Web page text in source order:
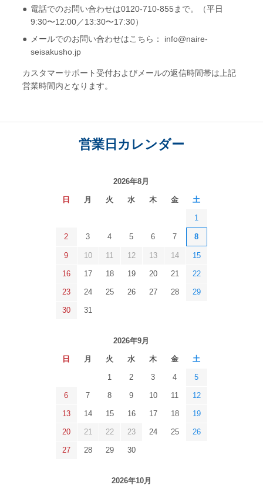
電話でのお問い合わせは0120-710-855まで。（平日
9:30〜12:00／13:30〜17:30）
メールでのお問い合わせはこちら： info@naire-
seisakusho.jp
カスタマーサポート受付およびメールの返信時間帯は上記
営業時間内となります。
営業日カレンダー
2026年8月
日 月 火 水 木 金 土
1
2 3 4 5 6 7 8
9 10 11 12 13 14 15
16 17 18 19 20 21 22
23 24 25 26 27 28 29
30 31
2026年9月
日 月 火 水 木 金 土
1 2 3 4 5
6 7 8 9 10 11 12
13 14 15 16 17 18 19
20 21 22 23 24 25 26
27 28 29 30
2026年10月